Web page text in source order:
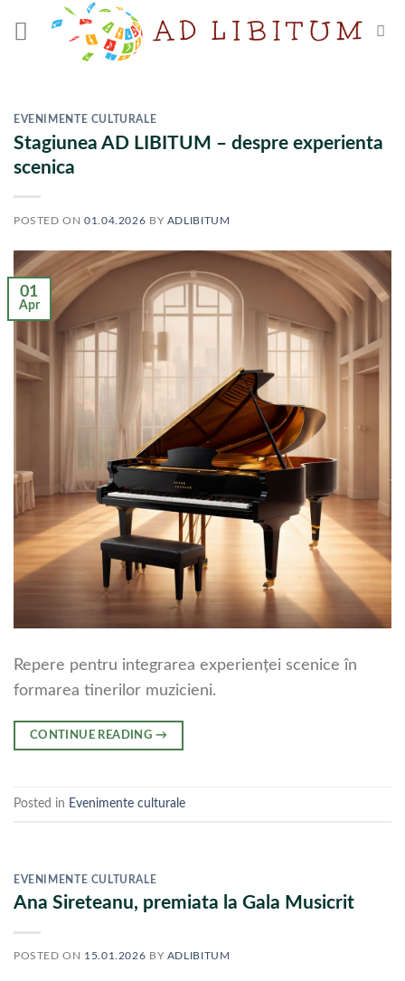
EVENIMENTE CULTURALE
Stagiunea AD LIBITUM – despre experienta
scenica
POSTED ON01.04.2026 BY ADLIBITUM
01
Apr
Repere pentru integrarea experienței scenice în
formarea tinerilor muzicieni.
CONTINUE READING →
Posted in Evenimente culturale
EVENIMENTE CULTURALE
Ana Sireteanu, premiata la Gala Musicrit
POSTED ON 15.01.2026 BY ADLIBITUM